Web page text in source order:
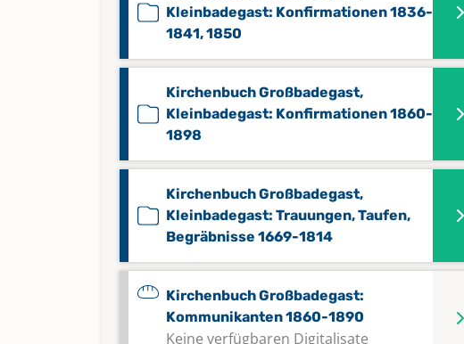
Kleinbadegast: Konfirmationen 1836-
1841, 1850
Kirchenbuch Großbadegast,
Kleinbadegast: Konfirmationen 1860-
1898
Kirchenbuch Großbadegast,
Kleinbadegast: Trauungen, Taufen,
Begräbnisse 1669-1814
Kirchenbuch Großbadegast:
Kommunikanten 1860-1890
Keine verfügbaren Digitalisate